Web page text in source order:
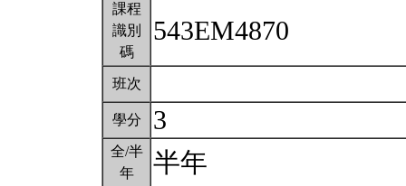
課程
識別
碼
543EM4870
班次
學分 3
全/半
年
半年